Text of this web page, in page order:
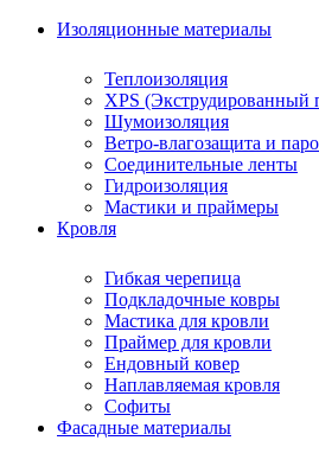
Изоляционные материалы
Теплоизоляция
XPS (Экструдированный
Шумоизоляция
Ветро-влагозащита и
Соединительные ленты
Гидроизоляция
Мастики и праймеры
Кровля
Гибкая черепица
Подкладочные ковры
Мастика для кровли
Праймер для кровли
Ендовный ковер
Наплавляемая кровля
Софиты
Фасадные материалы